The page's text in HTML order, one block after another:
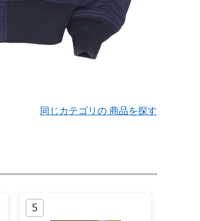
同じカテゴリの 商品を探す